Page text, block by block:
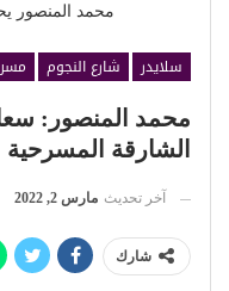
محمد المنصور
سلايدر شارع النجوم
محمد المنصور:
الشارقة المسرحية
آخر تحديث مارس 2, 2022
شارك